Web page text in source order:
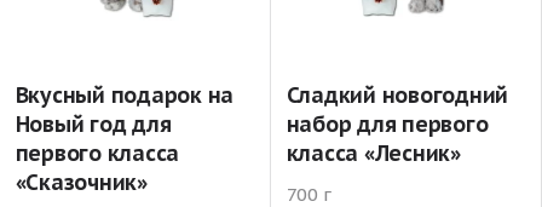
Вкусный подарок на
Новый год для
первого класса
«Сказочник»
Сладкий новогодний
набор для первого
класса «Лесник»
700 г